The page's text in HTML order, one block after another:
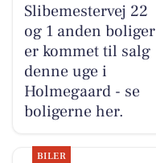
Slibemestervej 22
og 1 anden boliger
er kommet til salg
denne uge i
Holmegaard - se
boligerne her.
BILER